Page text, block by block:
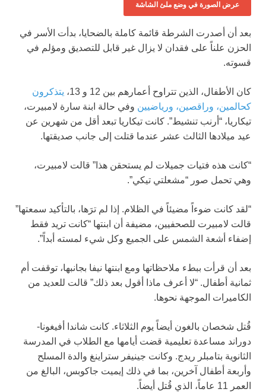
عرض الصورة في وضع ملئ الشاشة
بعد أن أصدرت الشرطة قائمة كاملة بالضحايا، بدأت الأسر في
الحزن علناً على فقدان لا يزال غير قابل للتصديق ومؤلم في
قسوته.
كان الأطفال، الذين تتراوح أعمارهم بين 12 و 13،
يتذكرون
كحالمين، وراقصين، ورياضيين وفي حالة ابنة سارة لامبيرت،
تيكاريا، “أرنب تنشيط”. كانت تيكاريا تبعد أقل من شهرين عن
عيد ميلادها الثالث عشر عندما قتلت إلى جانب صديقتها.
“كانت هذه فتيات جميلات لم يستحقن هذا” قالت لامبيرت،
وهي تحمل صور “مشعلتي تيكي”.
“لقد كانت ضوءاً مضيئاً في الظلام. إذا لم ترَها، بالتأكيد سمعتها”
قالت لامبيرت للصحفيين، مضيفة أن ابنتها “كانت تريد فقط
إضفاء أشعة الشمس على الجميع وكل شيء لمسته أبداً”.
بعد أن قرأت ببطء ملاحظاتها ومع ابنتها نيفا بجانبها، توقفت أم
ثمانية أطفال. “لا أعرف ماذا أقول بعد ذلك” قالت للعديد من
الكاميرات الموجهة نحوها.
قُتل شخصان بالغون أيضاً يوم الثلاثاء. كانت شاندا أفيغونا-
دوراند مساعدة تعليمية قضت أيامها مع الطلاب في المدرسة
الثانوية بتامبلر ريدج. وكانت جينيفر ستراينغ والدة المسلح
وأربعة أطفال آخرين، بما في ذلك إيميت جاكوبس، البالغ من
العمر 11 عاماً، الذي قُتل أيضاً.